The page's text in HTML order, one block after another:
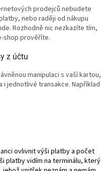
prodejců nebudete
nebo raději od nákupu
Rozhodně nic nezkazíte tím,
shop prověříte.
z účtu
manipulaci s vaší kartou,
jednotlivé transakce. Například
ovlivnit výši platby a počet
platby vidím na terminálu, který